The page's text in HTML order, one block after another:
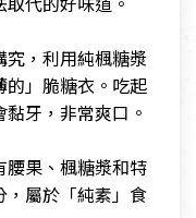
究，利用純楓糖漿
的」脆糖衣。吃起
牙，非常爽口。
腰果、楓糖漿和特
，屬於「純素」食